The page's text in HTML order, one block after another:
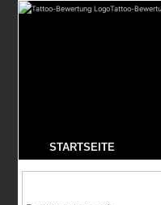
Tattoo-
STARTSEITE